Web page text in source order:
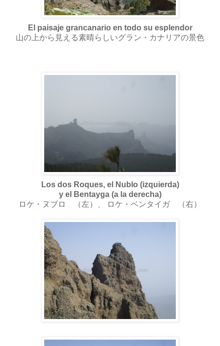
El paisaje grancanario en todo su esplendor
山の上から見える素晴らしいグラン・カナリアの景色
Los dos Roques, el Nublo (izquierda)
y el Bentayga (a la derecha)
ロケ・ヌブロ （左）、
ロケ・ベンタイガ （右）